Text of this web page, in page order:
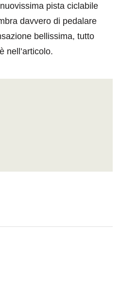
pista ciclabile
davvero di pedalare
bellissima, tutto
nell’articolo.